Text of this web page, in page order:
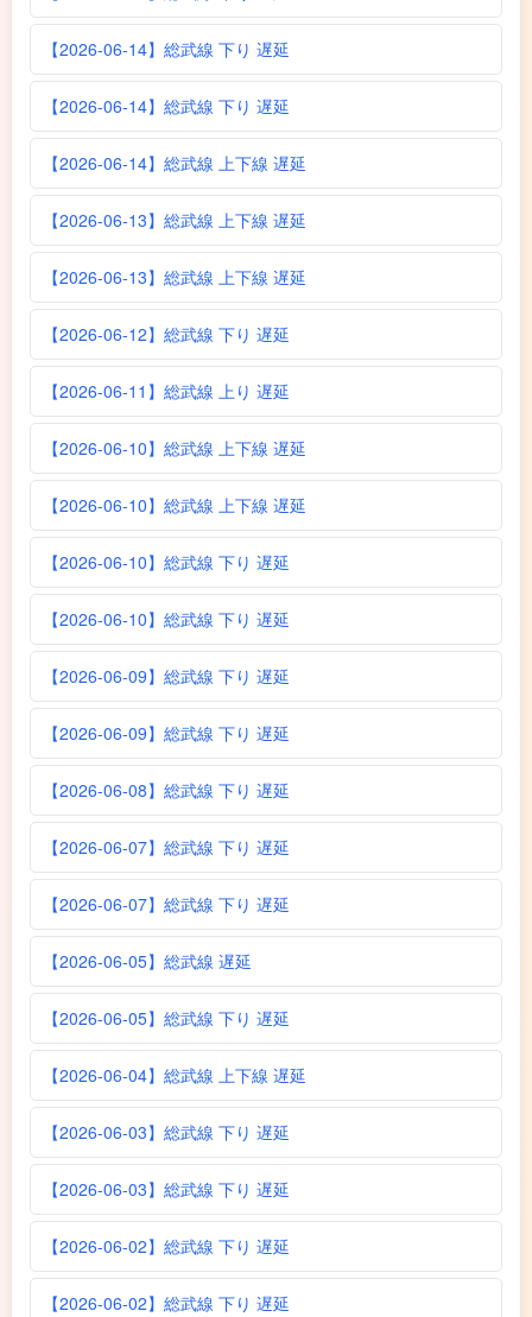
【2026-06-14】総武線 下り 遅延
【2026-06-14】総武線 下り 遅延
【2026-06-14】総武線 上下線 遅延
【2026-06-13】総武線 上下線 遅延
【2026-06-13】総武線 上下線 遅延
【2026-06-12】総武線 下り 遅延
【2026-06-11】総武線 上り 遅延
【2026-06-10】総武線 上下線 遅延
【2026-06-10】総武線 上下線 遅延
【2026-06-10】総武線 下り 遅延
【2026-06-10】総武線 下り 遅延
【2026-06-09】総武線 下り 遅延
【2026-06-09】総武線 下り 遅延
【2026-06-08】総武線 下り 遅延
【2026-06-07】総武線 下り 遅延
【2026-06-07】総武線 下り 遅延
【2026-06-05】総武線 遅延
【2026-06-05】総武線 下り 遅延
【2026-06-04】総武線 上下線 遅延
【2026-06-03】総武線 下り 遅延
【2026-06-03】総武線 下り 遅延
【2026-06-02】総武線 下り 遅延
【2026-06-02】総武線 下り 遅延